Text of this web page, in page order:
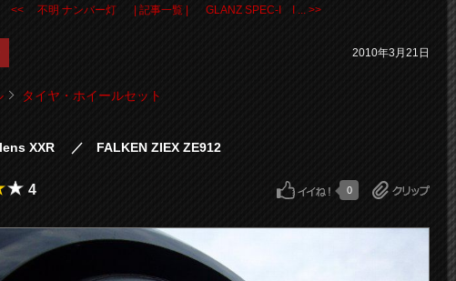
<< 不明 ナンバー灯 | 記事一覧 | GLANZ SPEC-I I ... >>
2010年3月21日
タイヤ・ホイールセット
XXR ／ FALKEN ZIEX ZE912
4 0